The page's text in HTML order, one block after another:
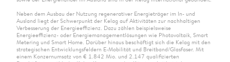
Neben dem Ausbau der Nutzung regenerativer Energieträger im In- und
Ausland liegt der Schwerpunkt der Kelag auf Aktivitäten zur nachhaltigen
Verbesserung der Energieeffizienz. Dazu zählen beispielsweise
Energieeffizienz- oder Energiemanagementlösungen wie Photovoltaik, Smart
Metering und Smart Home. Darüber hinaus beschäftigt sich die Kelag mit den
strategischen Entwicklungsfeldern E-Mobilität und Breitband/Glasfaser. Mit
einem Konzernumsatz von € 1.842 Mio. und 2.147 qualifizierten